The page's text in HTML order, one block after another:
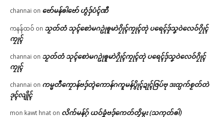
channai on ဗော်မန်ၜါဗော် ဟွံဒှ်ပံၚ်ဏီ
ကနန်ထဝ် on သၟတ်တံ သုၚ်စောဲမဂဥုဲၜူမာဲဂၠိုၚ်ကၠုၚ်တုဲ ပရေၚ်ဒှ်သၞဝဲလေဝ်ဂၠိုၚ်
ကၠုၚ်
channai on သၟတ်တံ သုၚ်စောဲမဂဥုဲၜူမာဲဂၠိုၚ်ကၠုၚ်တုဲ ပရေၚ်ဒှ်သၞဝဲလေဝ်ဂၠိုၚ်
ကၠုၚ်
channai on ကမ္မတဳကၠောန်ဗဒှ်တ္ၚဲကောန်ဂကူမန်ပွိုၚ်ဍုၚ်ဇြပ်ဗု ဒးထ္ပက်စၟတ်တဲ
ဒုၚ်လျိုၚ်
mon kawt hnat on လိက်မန်ဂှ် ယဝ်ခၞံဗဒှ်ကေတ်တၟိမ္ဂး (သကုတ်ၜါ)